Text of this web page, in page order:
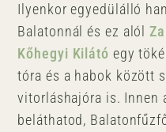
Ilyenkor egyedülálló
Balatonnál és ez alól
Kőhegyi Kilátó egy
tóra és a habok között
vitorláshajóra is. Innen
beláthatod,